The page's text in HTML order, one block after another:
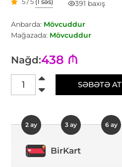
5 / 5 (1 səs) 391 baxış
Anbarda: Mövcuddur
Mağazada: Mövcuddur
Nağd:438 ₼
SƏBƏTƏ AT
2 ay 3 ay 6 ay
BirKart